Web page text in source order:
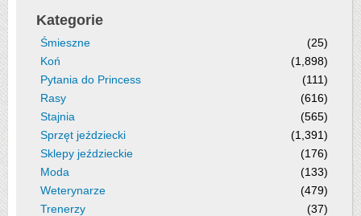
Kategorie
Śmieszne
(25)
Koń
(1,898)
Pytania do Princess
(111)
Rasy
(616)
Stajnia
(565)
Sprzęt jeździecki
(1,391)
Sklepy jeździeckie
(176)
Moda
(133)
Weterynarze
(479)
Trenerzy
(37)